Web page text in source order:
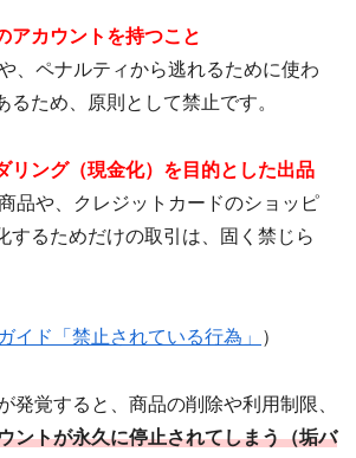
アカウントを持つこと
、ペナルティから逃れるために使わ
るため、原則として禁止です。
リング（現金化）を目的とした出品
品や、クレジットカードのショッピ
するためだけの取引は、固く禁じら
イド「禁止されている行為」 ）
発覚すると、商品の削除や利用制限、
ントが永久に停止されてしまう（垢バ